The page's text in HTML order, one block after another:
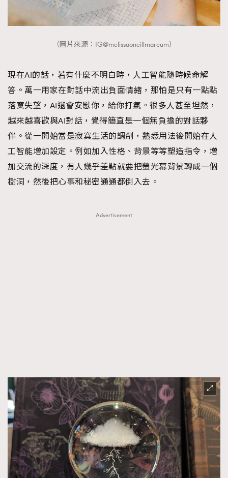
（圖片來源：IG@melissaoneillmarcum）
現在AI的話，若有什麼不明白時，人工智能隨時候命解
答。萬一用家在對話中流出負面情緒，那怕是只有一點點
落寞失望，AI還會安慰你，給你打氣。很多人甚至坦然，
越來越喜歡與AI對話，覺得簡直是一個無負擔的對話夥
伴。從一開始當是寂寞生活的調劑，熟悉用法後開始在人
工智能增加設定。例如加入性格、背景等等塑造指令，增
加交流的深度，有人幾乎差點就要把螢光幕背景轉成一個
樹洞，然後把心事和秘密通通都倒入去。
Advertisement